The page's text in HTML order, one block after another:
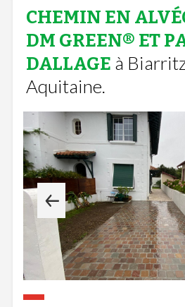
CHEMIN EN
DM GREEN® ET
DALLAGE à
Aquitaine.